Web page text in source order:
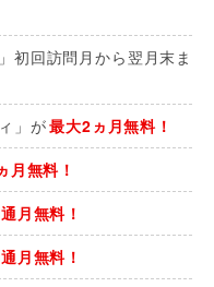
初回訪問月から翌月末ま
」が最大2ヵ月無料！
月無料！
月無料！
月無料！